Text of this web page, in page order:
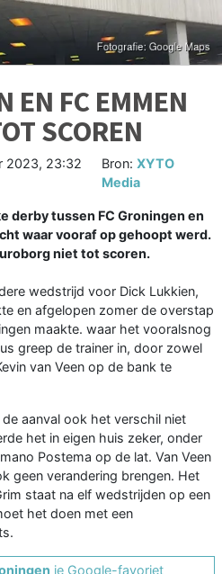
EN FC EMMEN
SCOREN
2023, 23:32
Bron:XYTO
Media
derby tussen FC Groningen en
waar vooraf op gehoopt werd.
niet tot scoren.
wedstrijd voor Dick Lukkien,
en afgelopen zomer de overstap
maakte. waar het vooralsnog
greep de trainer in, door zowel
van Veen op de bank te
aanval ook het verschil niet
het in eigen huis zeker, onder
Postema op de lat. Van Veen
geen verandering brengen. Het
staat na elf wedstrijden op een
het doen met een
je Google-favoriet